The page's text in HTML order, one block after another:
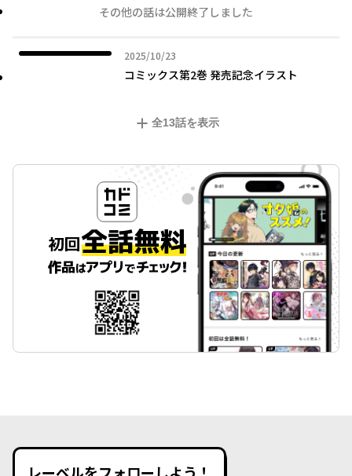
その他の話は公開終了しました
2025/10/23
2025年10月23日
コミックス第2巻 発売記念イラスト
全13話を表示